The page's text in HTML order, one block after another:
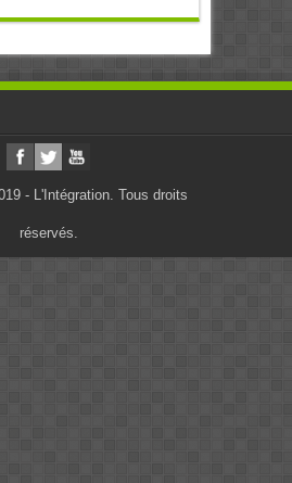
- L'Intégration. Tous droits
réservés.